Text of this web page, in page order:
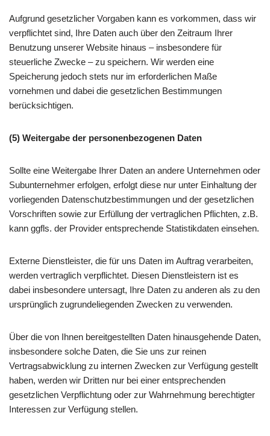
Aufgrund gesetzlicher Vorgaben kann es vorkommen, dass wir
verpflichtet sind, Ihre Daten auch über den Zeitraum Ihrer
Benutzung unserer Website hinaus – insbesondere für
steuerliche Zwecke – zu speichern. Wir werden eine
Speicherung jedoch stets nur im erforderlichen Maße
vornehmen und dabei die gesetzlichen Bestimmungen
berücksichtigen.
(5) Weitergabe der personenbezogenen Daten
Sollte eine Weitergabe Ihrer Daten an andere Unternehmen oder
Subunternehmer erfolgen, erfolgt diese nur unter Einhaltung der
vorliegenden Datenschutzbestimmungen und der gesetzlichen
Vorschriften sowie zur Erfüllung der vertraglichen Pflichten, z.B.
kann ggfls. der Provider entsprechende Statistikdaten einsehen.
Externe Dienstleister, die für uns Daten im Auftrag verarbeiten,
werden vertraglich verpflichtet. Diesen Dienstleistern ist es
dabei insbesondere untersagt, Ihre Daten zu anderen als zu den
ursprünglich zugrundeliegenden Zwecken zu verwenden.
Über die von Ihnen bereitgestellten Daten hinausgehende Daten,
insbesondere solche Daten, die Sie uns zur reinen
Vertragsabwicklung zu internen Zwecken zur Verfügung gestellt
haben, werden wir Dritten nur bei einer entsprechenden
gesetzlichen Verpflichtung oder zur Wahrnehmung berechtigter
Interessen zur Verfügung stellen.